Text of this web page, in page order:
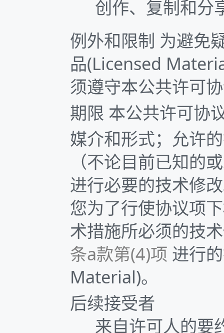
创作、复制和
例外和限制 为避免
品(Licensed
须遵守本公共许可
期限 本公共许可协
媒介和形式；允许
（不论目前已知的
进行必要的技术修
您为了行使协议项
术措施所必须的技
条a款第(4)项 进行
Material)。
后续接受者
来自许可人的